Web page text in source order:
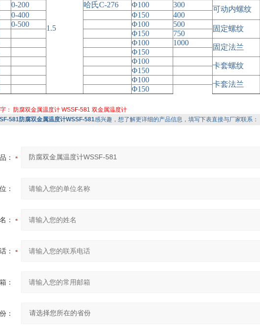
1.5
0-200 哈氏C-276 Φ100 300
可动内螺纹
0-400 Φ150
400
0-500 Φ100 500
固定螺纹
Φ150
750
Φ100 1000
固定法兰
Φ150
Φ100
卡套螺纹
Φ150
Φ100
卡套法兰
Φ150
： 防腐双金属温度计 WSSF-581 双金属温度计
581防腐双金属温度计WSSF-581感兴趣，想了解更详细的产品信息，填写下表直接与厂家联系：
：
：
：
：
：
：